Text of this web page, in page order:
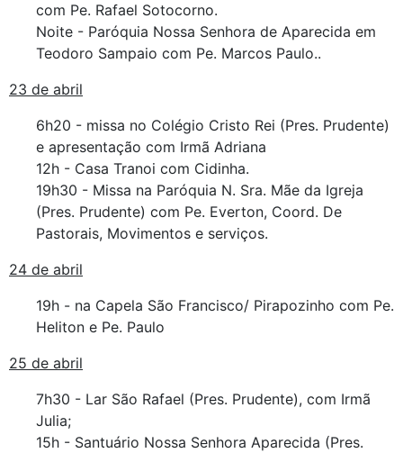
com Pe. Rafael Sotocorno.
Noite - Paróquia Nossa Senhora de Aparecida em
Teodoro Sampaio com Pe. Marcos Paulo..
23 de abril
6h20 - missa no Colégio Cristo Rei (Pres. Prudente)
e apresentação com Irmã Adriana
12h - Casa Tranoi com Cidinha.
19h30 - Missa na Paróquia N. Sra. Mãe da Igreja
(Pres. Prudente) com Pe. Everton, Coord. De
Pastorais, Movimentos e serviços.
24 de abril
19h - na Capela São Francisco/ Pirapozinho com Pe.
Heliton e Pe. Paulo
25 de abril
7h30 - Lar São Rafael (Pres. Prudente), com Irmã
Julia;
15h - Santuário Nossa Senhora Aparecida (Pres.